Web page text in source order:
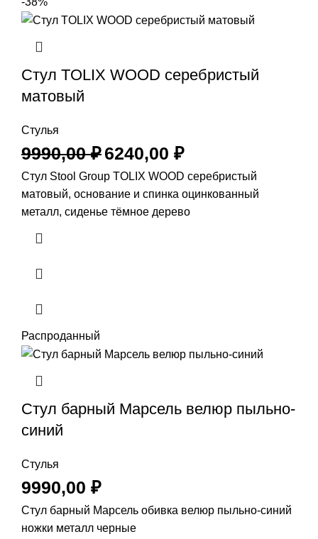
Стул TOLIX WOOD серебристый
матовый
Стулья
9990,00₽6240,00 ₽
Стул Stool Group TOLIX WOOD серебристый
матовый, основание и спинка оцинкованный
металл, сиденье тёмное дерево
Распроданный
Стул барный Марсель велюр пыльно-
синий
Стулья
9990,00 ₽
Стул барный Марсель обивка велюр пыльно-синий
ножки металл черные